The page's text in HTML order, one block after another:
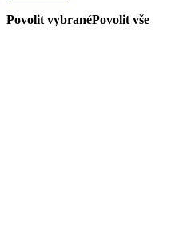
Povolit vybranéPovolit vše